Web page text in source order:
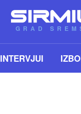
GRAD
INTERVJUI